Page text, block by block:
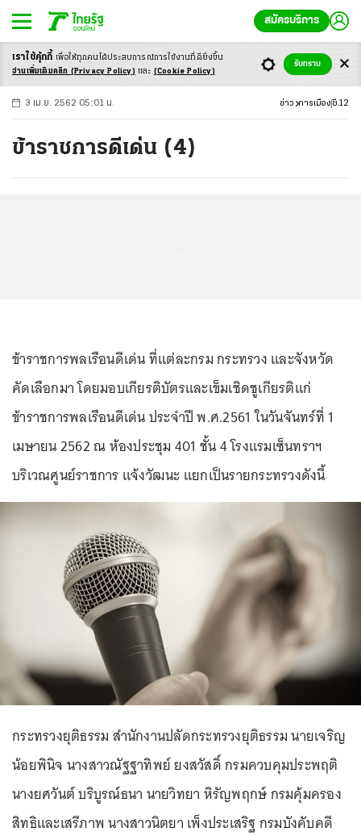
สมัครบริการ
-ก ก ก+
3 เม.ย. 2562 05:01 น. ข่าว การเมืองซี.12
ข้าราชการดีเด่น (4)
ข้าราชการพลเรือนดีเด่น ที่แต่ละกรม กระทรวง และจังหวัด
คัดเลือกมา โดยมอบเกียรติบัตรและเข็มเชิดชูเกียรติแก่
ข้าราชการพลเรือนดีเด่น ประจำปี พ.ศ.2561 ในวันจันทร์ที่ 1
เมษายน 2562 ณ ห้องประชุม 401 ชั้น 4 โรงแรมเซ็นทราฯ
บริเวณศูนย์ราชการ แจ้งวัฒนะ แยกเป็นรายกระทรวงดังนี้
กระทรวงยุติธรรม สำนักงานปลัดกระทรวงยุติธรรม นายเจริญ
น้อยพินิจ นางสาวณัฐฐาทิพย์ ยงสวัสดิ์ กรมควบคุมประพฤติ
นางยศวันต์ บริบูรณ์ธนา นายวิทยา หิรัญพฤกษ์ กรมคุ้มครอง
สิทธิและเสรีภาพ นางสาวนิตยา เพ็งประเสริฐ กรมบังคับคดี
เราใช้คุ้กกี้ เพื่อให้ทุกคนได้ประสบการณ์การใช้งานที่ดียิ่งขึ้น
อ่านเพิ่มเติมคลิก (Privacy Policy) และ (Cookie Policy)
รับทราบ